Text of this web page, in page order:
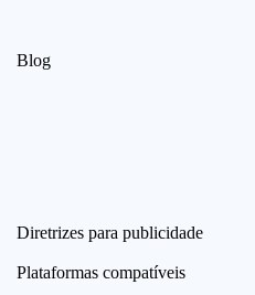
Blog
Diretrizes para publicidade
Plataformas compatíveis